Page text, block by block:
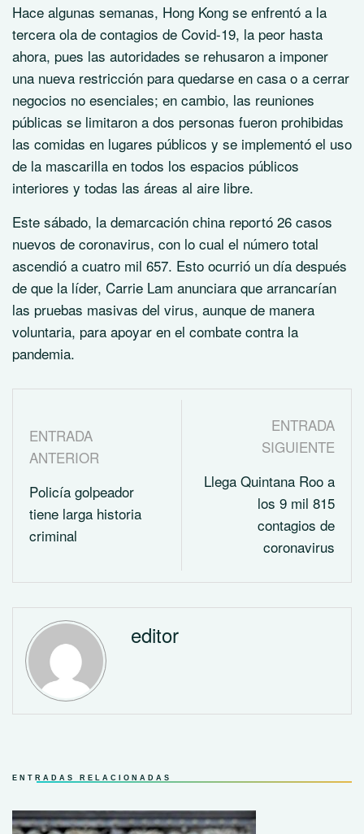
Hace algunas semanas, Hong Kong se enfrentó a la
tercera ola de contagios de Covid-19, la peor hasta
ahora, pues las autoridades se rehusaron a imponer
una nueva restricción para quedarse en casa o a cerrar
negocios no esenciales; en cambio, las reuniones
públicas se limitaron a dos personas fueron prohibidas
las comidas en lugares públicos y se implementó el uso
de la mascarilla en todos los espacios públicos
interiores y todas las áreas al aire libre.
Este sábado, la demarcación china reportó 26 casos
nuevos de coronavirus, con lo cual el número total
ascendió a cuatro mil 657. Esto ocurrió un día después
de que la líder, Carrie Lam anunciara que arrancarían
las pruebas masivas del virus, aunque de manera
voluntaria, para apoyar en el combate contra la
pandemia.
ENTRADA
ANTERIOR
Policía golpeador
tiene larga historia
criminal
ENTRADA
SIGUIENTE
Llega Quintana Roo a
los 9 mil 815
contagios de
coronavirus
editor
ENTRADAS RELACIONADAS